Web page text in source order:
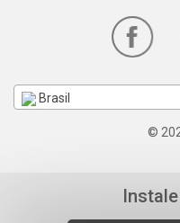
Brasil
©